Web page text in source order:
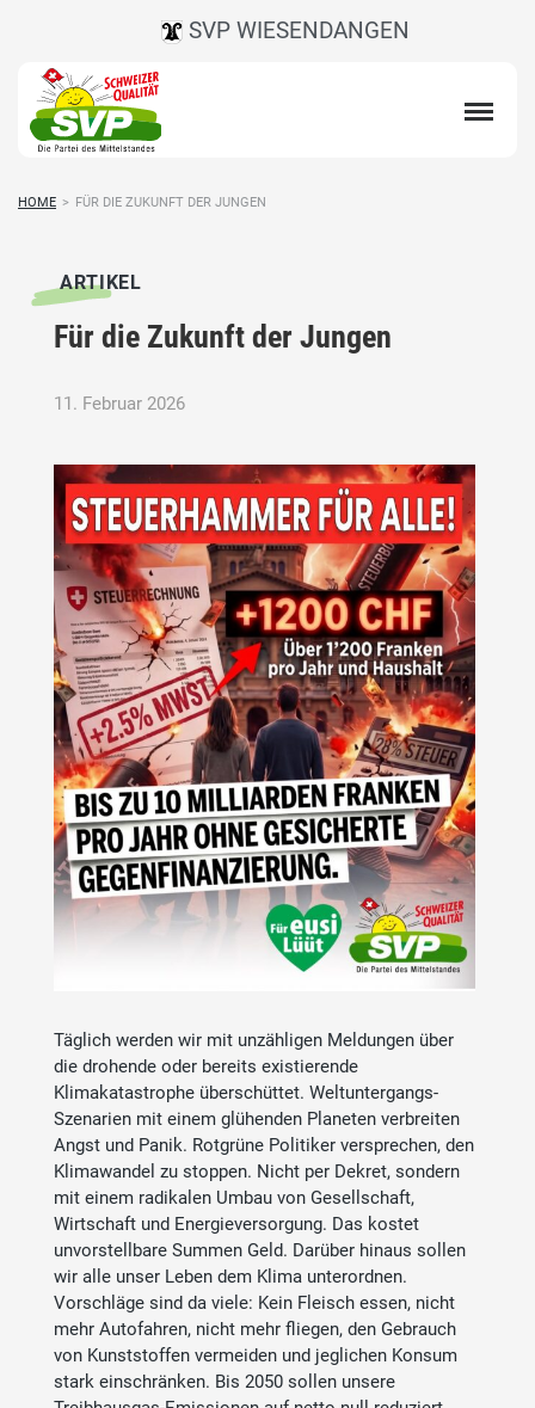
SVP WIESENDANGEN
HOME > FÜR DIE ZUKUNFT DER JUNGEN
ARTIKEL
Für die Zukunft der Jungen
11. Februar 2026
Täglich werden wir mit unzähligen Meldungen über
die drohende oder bereits existierende
Klimakatastrophe überschüttet. Weltuntergangs-
Szenarien mit einem glühenden Planeten verbreiten
Angst und Panik. Rotgrüne Politiker versprechen, den
Klimawandel zu stoppen. Nicht per Dekret, sondern
mit einem radikalen Umbau von Gesellschaft,
Wirtschaft und Energieversorgung. Das kostet
unvorstellbare Summen Geld. Darüber hinaus sollen
wir alle unser Leben dem Klima unterordnen.
Vorschläge sind da viele: Kein Fleisch essen, nicht
mehr Autofahren, nicht mehr fliegen, den Gebrauch
von Kunststoffen vermeiden und jeglichen Konsum
stark einschränken. Bis 2050 sollen unsere